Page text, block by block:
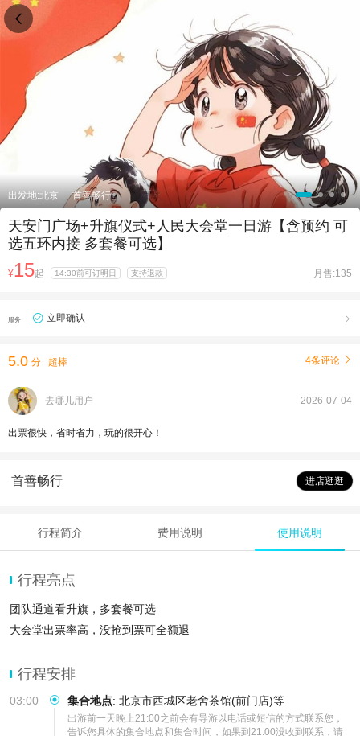
出发地:北京 首善畅行
天安门广场+升旗仪式+人民大会堂一日游【含预约 可
选五环内接 多套餐可选】
¥15起 14:30前可订明日 支持退款 月售:135
服务 立即确认 
5.0 分 超棒 4条评论 
去哪儿用户 2026-07-04
出票很快，省时省力，玩的很开心！
首善畅行 进店逛逛
行程简介 费用说明 使用说明
行程亮点
团队通道看升旗，多套餐可选
大会堂出票率高，没抢到票可全额退
行程安排
03:00 集合地点: 北京市西城区老舍茶馆(前门店)等
出游前一天晚上21:00之前会有导游以电话或短信的方式联系您，
告诉您具体的集合地点和集合时间，如果到21:00没收到联系，请
